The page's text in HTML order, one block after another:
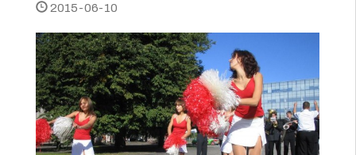
2015-06-10